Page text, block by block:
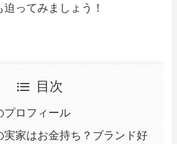
ってみましょう！
目次
プロフィール
実家はお金持ち？ブランド好